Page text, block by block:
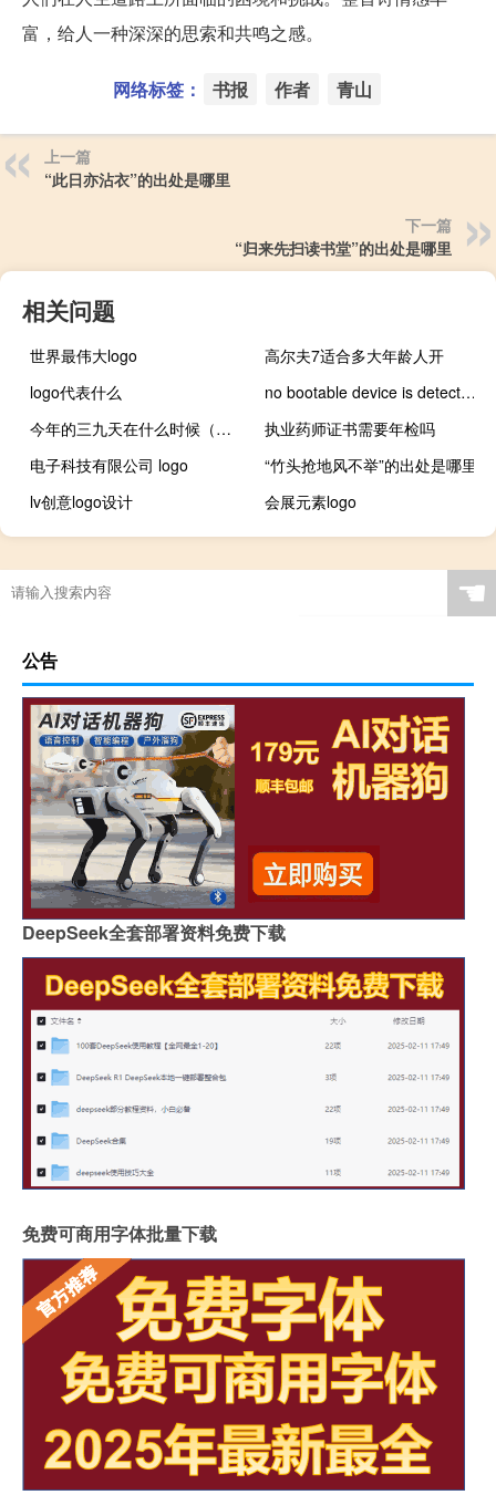
富，给人一种深深的思索和共鸣之感。
网络标签： 书报 作者 青山
上一篇
“此日亦沾衣”的出处是哪里
下一篇
“归来先扫读书堂”的出处是哪里
相关问题
世界最伟大logo
高尔夫7适合多大年龄人开
logo代表什么
no bootable device is detected怎么解决（no bootable device）
今年的三九天在什么时候（今年三九天是什么时候）
执业药师证书需要年检吗
电子科技有限公司 logo
“竹头抢地风不举”的出处是哪里
lv创意logo设计
会展元素logo
☚
公告
DeepSeek全套部署资料免费下载
免费可商用字体批量下载